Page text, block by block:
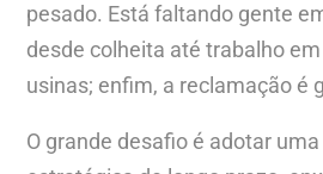
pesado. Está faltando gente
desde colheita até trabalho
usinas; enfim, a reclamação é
O grande desafio é adotar